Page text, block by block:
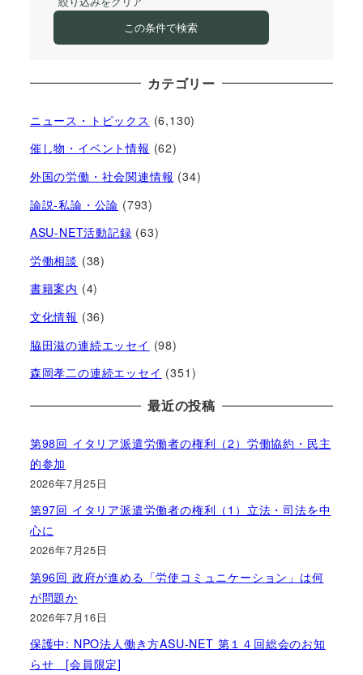
この条件で検索
カテゴリー
ニュース・トピックス (6,130)
催し物・イベント情報 (62)
外国の労働・社会関連情報 (34)
論説-私論・公論 (793)
ASU-NET活動記録 (63)
労働相談 (38)
書籍案内 (4)
文化情報 (36)
脇田滋の連続エッセイ (98)
森岡孝二の連続エッセイ (351)
最近の投稿
第98回 イタリア派遣労働者の権利（2）労働協約・民主
的参加
2026年7月25日
第97回 イタリア派遣労働者の権利（1）立法・司法を中
心に
2026年7月25日
第96回 政府が進める「労使コミュニケーション」は何
が問題か
2026年7月16日
保護中: NPO法人働き方ASU-NET 第１４回総会のお知
らせ [会員限定]